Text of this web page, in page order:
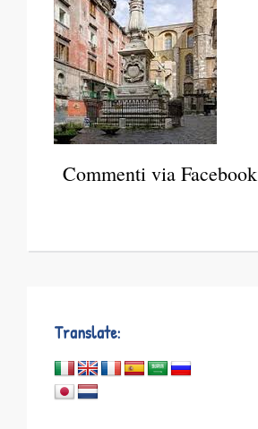
Commenti via Facebook
Translate: